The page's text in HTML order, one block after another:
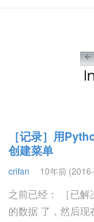
［记录］用
创建菜单
crifan 10年前
之前已经： ［已
的数据 了，然后